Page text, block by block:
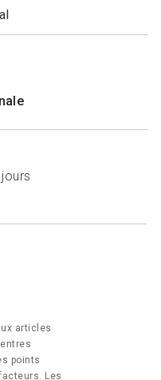
articles
points
Les